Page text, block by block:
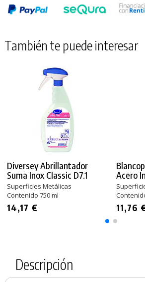
También te puede interesar
Diversey Abrillantador
Suma Inox Classic D7.1
Superficies Metálicas
Contenido 750 ml
14,17 €
Acero
11,76
Descripción